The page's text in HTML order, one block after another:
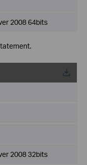
2008 64bits
2008 32bits